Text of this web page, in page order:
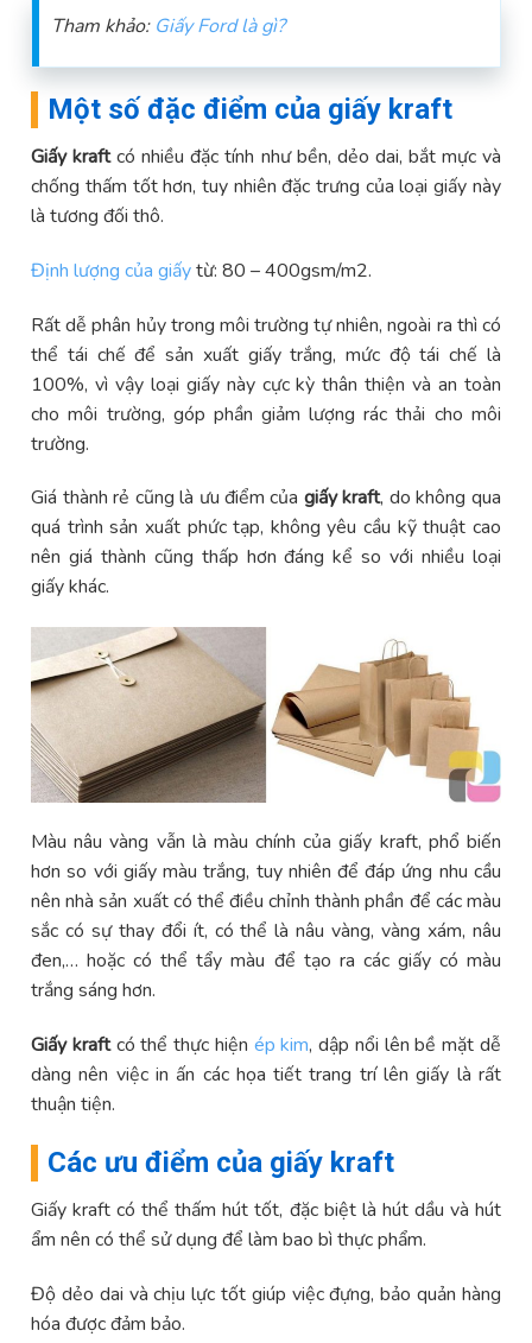
Tham khảo: Giấy Ford là gì?
Một số đặc điểm của giấy kraft
Giấy kraftcó nhiều đặc tính như bền, dẻo dai, bắt mực và
chống thấm tốt hơn, tuy nhiên đặc trưng của loại giấy này
là tương đối thô.
Định lượng của giấytừ: 80 – 400gsm/m2.
Rất dễ phân hủy trong môi trường tự nhiên, ngoài ra thì có
thể tái chế để sản xuất giấy trắng, mức độ tái chế là
100%, vì vậy loại giấy này cực kỳ thân thiện và an toàn
cho môi trường, góp phần giảm lượng rác thải cho môi
trường.
Giá thành rẻ cũng là ưu điểm của giấy kraft, do không qua
quá trình sản xuất phức tạp, không yêu cầu kỹ thuật cao
nên giá thành cũng thấp hơn đáng kể so với nhiều loại
giấy khác.
Màu nâu vàng vẫn là màu chính của giấy kraft, phổ biến
hơn so với giấy màu trắng, tuy nhiên để đáp ứng nhu cầu
nên nhà sản xuất có thể điều chỉnh thành phần để các màu
sắc có sự thay đổi ít, có thể là nâu vàng, vàng xám, nâu
đen,… hoặc có thể tẩy màu để tạo ra các giấy có màu
trắng sáng hơn.
Giấy kraftcó thể thực hiện ép kim, dập nổi lên bề mặt dễ
dàng nên việc in ấn các họa tiết trang trí lên giấy là rất
thuận tiện.
Các ưu điểm của giấy kraft
Giấy kraft có thể thấm hút tốt, đặc biệt là hút dầu và hút
ẩm nên có thể sử dụng để làm bao bì thực phẩm.
Độ dẻo dai và chịu lực tốt giúp việc đựng, bảo quản hàng
hóa được đảm bảo.